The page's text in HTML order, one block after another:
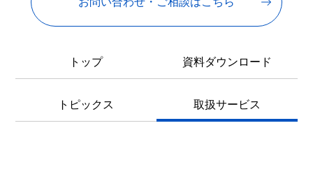
トップ 資料ダウンロード
トピックス 取扱サービス